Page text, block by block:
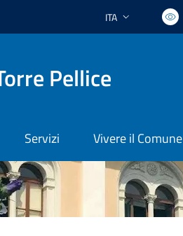
Lingua attiva:
ITA
Pellice
Servizi Vivere il Comune